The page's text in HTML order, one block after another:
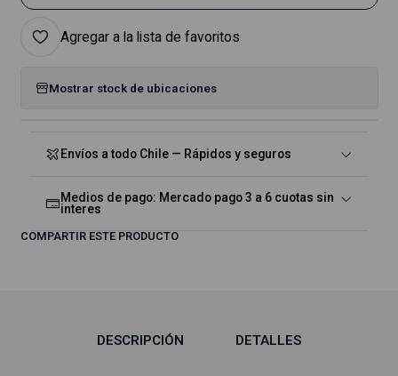
Agregar a la lista de favoritos
Mostrar stock de ubicaciones
Envíos a todo Chile — Rápidos y seguros
Medios de pago: Mercado pago 3 a 6 cuotas sin
interes
COMPARTIR ESTE PRODUCTO
DESCRIPCIÓN DETALLES